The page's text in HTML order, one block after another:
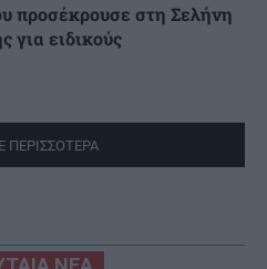
προσέκρουσε στη Σελήνη
για ειδικούς
ΠΕΡΙΣΣΟΤΕΡΑ